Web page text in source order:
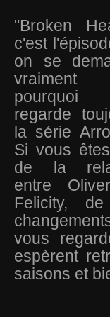
"Broken
c'est
on se
vraiment
regarde
la série
Si vous
de la
entre
Felicity,
vous
espèrent
saisons et